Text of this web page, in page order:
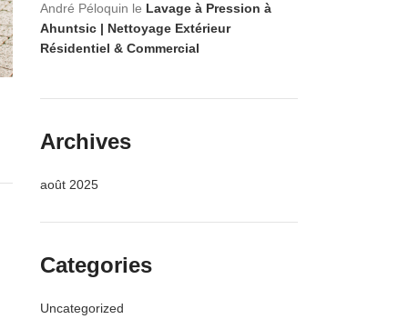
André Péloquin le Lavage à Pression à
Ahuntsic | Nettoyage Extérieur
Résidentiel & Commercial
Archives
août 2025
Categories
Uncategorized